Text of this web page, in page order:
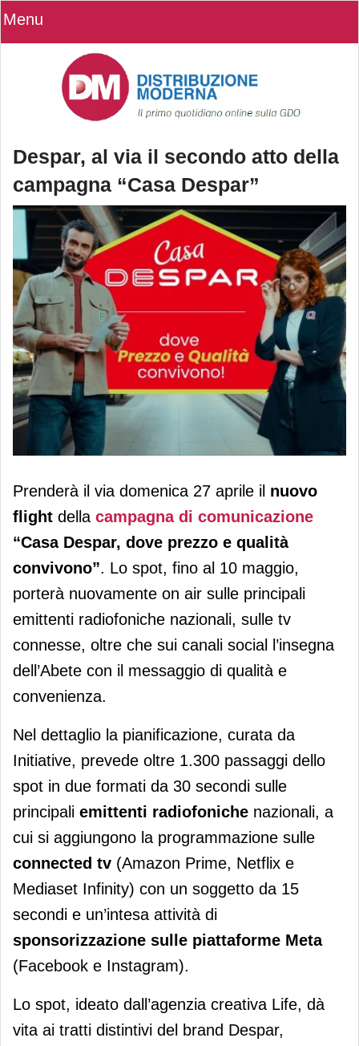
Menu
Despar, al via il secondo atto della
campagna “Casa Despar”
Despar, al via il secondo atto della
campagna “Casa Despar”
Prenderà il via domenica 27 aprile il nuovo
flight della campagna di comunicazione
“Casa Despar, dove prezzo e qualità
convivono”. Lo spot, fino al 10 maggio,
porterà nuovamente on air sulle principali
emittenti radiofoniche nazionali, sulle tv
connesse, oltre che sui canali social l’insegna
dell’Abete con il messaggio di qualità e
convenienza.
Nel dettaglio la pianificazione, curata da
Initiative, prevede oltre 1.300 passaggi dello
spot in due formati da 30 secondi sulle
principali emittenti radiofoniche nazionali, a
cui si aggiungono la programmazione sulle
connected tv (Amazon Prime, Netflix e
Mediaset Infinity) con un soggetto da 15
secondi e un’intesa attività di
sponsorizzazione sulle piattaforme Meta
(Facebook e Instagram).
Lo spot, ideato dall’agenzia creativa Life, dà
vita ai tratti distintivi del brand Despar,